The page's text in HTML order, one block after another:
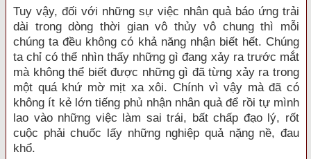
Tuy vậy, đối với những sự việc nhân quả báo ứng trải
dài trong dòng thời gian vô thủy vô chung thì mỗi
chúng ta đều không có khả năng nhận biết hết. Chúng
ta chỉ có thể nhìn thấy những gì đang xảy ra trước mắt
mà không thể biết được những gì đã từng xảy ra trong
một quá khứ mờ mịt xa xôi. Chính vì vậy mà đã có
không ít kẻ lớn tiếng phủ nhận nhân quả để rồi tự mình
lao vào những việc làm sai trái, bất chấp đạo lý, rốt
cuộc phải chuốc lấy những nghiệp quả nặng nề, đau
khổ.